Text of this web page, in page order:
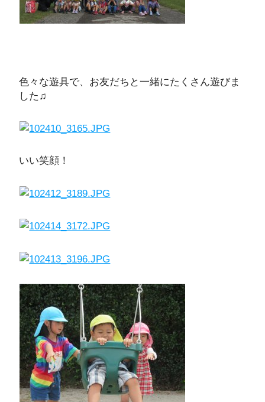
色々な遊具で、お友だちと一緒にたくさん遊びま
した♫
いい笑顔！